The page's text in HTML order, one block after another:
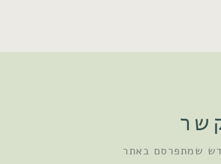
שמתפרסם באתר